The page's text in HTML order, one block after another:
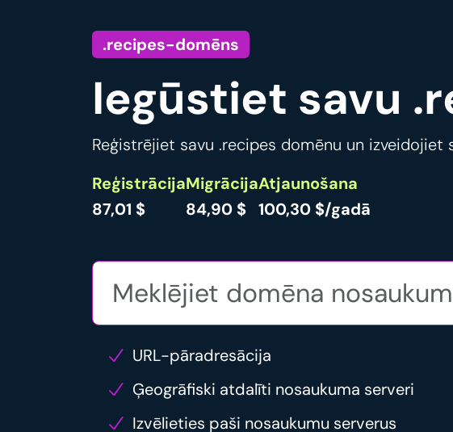
.recipes-domēns
Iegūstiet savu
Reģistrējiet savu .recipes domēnu un
Reģistrācija
87,01 $
Migrācija
84,90 $
Atjaunošana
100,30 $/gadā
URL-pāradresācija
Ģeogrāfiski atdalīti nosaukuma serveri
Izvēlieties paši nosaukumu serverus